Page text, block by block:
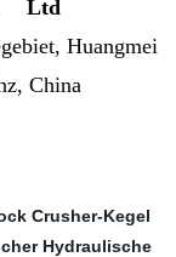
Ltd
Huangmei
China
Crusher-Kegel
Hydraulische